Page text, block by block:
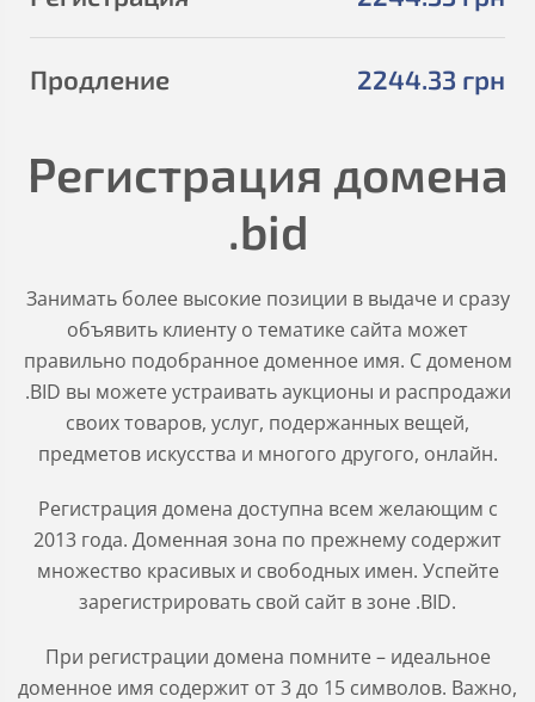
2244.33 грн
Продление
Регистрация домена
.bid
Занимать более высокие позиции в выдаче и сразу
объявить клиенту о тематике сайта может
правильно подобранное доменное имя. С доменом
.BID вы можете устраивать аукционы и распродажи
своих товаров, услуг, подержанных вещей,
предметов искусства и многого другого, онлайн.
Регистрация домена доступна всем желающим с
2013 года. Доменная зона по прежнему содержит
множество красивых и свободных имен. Успейте
зарегистрировать свой сайт в зоне .BID.
При регистрации домена помните – идеальное
доменное имя содержит от 3 до 15 символов. Важно,